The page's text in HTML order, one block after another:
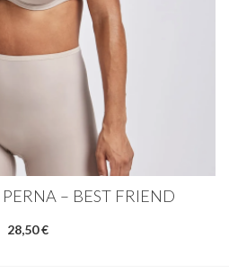
– BEST FRIEND
28,50 €